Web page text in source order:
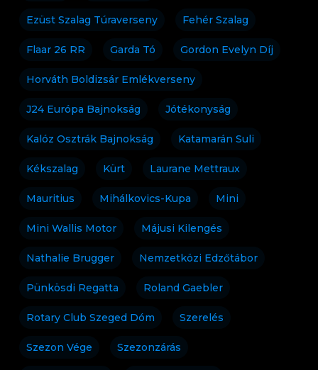
Ezüst Szalag Túraverseny Fehér Szalag
Flaar 26 RR Garda Tó Gordon Evelyn Díj
Horváth Boldizsár Emlékverseny
J24 Európa Bajnokság Jótékonyság
Kalóz Osztrák Bajnokság Katamarán Suli
Kékszalag Kürt Laurane Mettraux
Mauritius Mihálkovics-Kupa Mini
Mini Wallis Motor Májusi Kilengés
Nathalie Brugger Nemzetközi Edzőtábor
Pünkösdi Regatta Roland Gaebler
Rotary Club Szeged Dóm Szerelés
Szezon Vége Szezonzárás